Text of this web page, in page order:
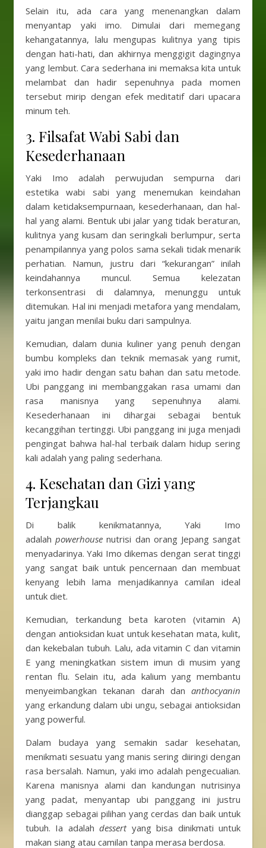
Selain itu, ada cara yang menenangkan dalam
menyantap yaki imo. Dimulai dari memegang
kehangatannya, lalu mengupas kulitnya yang tipis
dengan hati-hati, dan akhirnya menggigit dagingnya
yang lembut. Cara sederhana ini memaksa kita untuk
melambat dan hadir sepenuhnya pada momen
tersebut mirip dengan efek meditatif dari upacara
minum teh.
3. Filsafat Wabi Sabi dan
Kesederhanaan
Yaki Imo adalah perwujudan sempurna dari
estetika wabi sabi yang menemukan keindahan
dalam ketidaksempurnaan, kesederhanaan, dan hal-
hal yang alami. Bentuk ubi jalar yang tidak beraturan,
kulitnya yang kusam dan seringkali berlumpur, serta
penampilannya yang polos sama sekali tidak menarik
perhatian. Namun, justru dari “kekurangan” inilah
keindahannya muncul. Semua kelezatan
terkonsentrasi di dalamnya, menunggu untuk
ditemukan. Hal ini menjadi metafora yang mendalam,
yaitu jangan menilai buku dari sampulnya.
Kemudian, dalam dunia kuliner yang penuh dengan
bumbu kompleks dan teknik memasak yang rumit,
yaki imo hadir dengan satu bahan dan satu metode.
Ubi panggang ini membanggakan rasa umami dan
rasa manisnya yang sepenuhnya alami.
Kesederhanaan ini dihargai sebagai bentuk
kecanggihan tertinggi. Ubi panggang ini juga menjadi
pengingat bahwa hal-hal terbaik dalam hidup sering
kali adalah yang paling sederhana.
4. Kesehatan dan Gizi yang
Terjangkau
Di balik kenikmatannya, Yaki Imo
adalahpowerhouse nutrisi dan orang Jepang sangat
menyadarinya. Yaki Imo dikemas dengan serat tinggi
yang sangat baik untuk pencernaan dan membuat
kenyang lebih lama menjadikannya camilan ideal
untuk diet.
Kemudian, terkandung beta karoten (vitamin A)
dengan antioksidan kuat untuk kesehatan mata, kulit,
dan kekebalan tubuh. Lalu, ada vitamin C dan vitamin
E yang meningkatkan sistem imun di musim yang
rentan flu. Selain itu, ada kalium yang membantu
menyeimbangkan tekanan darah dan anthocyanin
yang erkandung dalam ubi ungu, sebagai antioksidan
yang powerful.
Dalam budaya yang semakin sadar kesehatan,
menikmati sesuatu yang manis sering diiringi dengan
rasa bersalah. Namun, yaki imo adalah pengecualian.
Karena manisnya alami dan kandungan nutrisinya
yang padat, menyantap ubi panggang ini justru
dianggap sebagai pilihan yang cerdas dan baik untuk
tubuh. Ia adalahdessert yang bisa dinikmati untuk
makan siang atau camilan tanpa merasa berdosa.